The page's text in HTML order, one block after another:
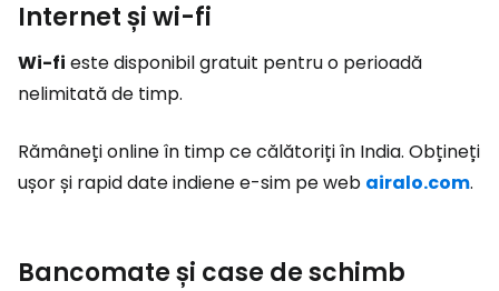
Internet și wi-fi
Wi-fi este disponibil gratuit pentru o perioadă
nelimitată de timp.
Rămâneți online în timp ce călătoriți în India. Obțineți
ușor și rapid date indiene e-sim pe web airalo.com.
Bancomate și case de schimb